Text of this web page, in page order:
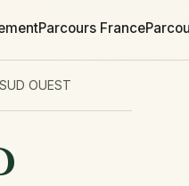
Parcours France
OUEST